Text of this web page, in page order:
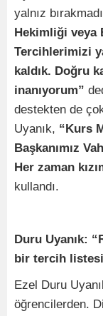
yalnız
Hekimliği veya
Tercihlerimizi
kaldık. Doğru
inanıyorum”
destekten de
Uyanık, “Kurs
Başkanımız
Her zaman
kullandı.
Duru Uyanık:
bir tercih listesi
Ezel Duru
öğrencilerden.